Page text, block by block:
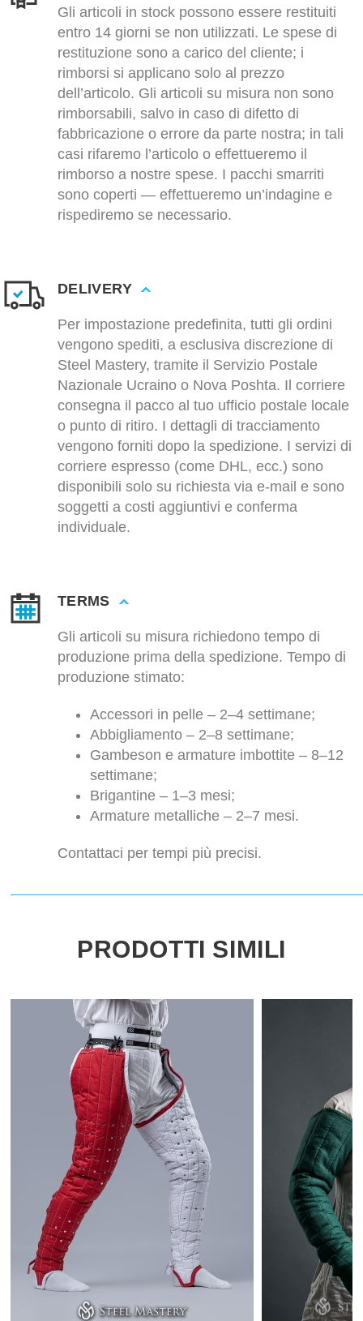
Gli articoli in stock possono essere restituiti
entro 14 giorni se non utilizzati. Le spese di
restituzione sono a carico del cliente; i
rimborsi si applicano solo al prezzo
dell’articolo. Gli articoli su misura non sono
rimborsabili, salvo in caso di difetto di
fabbricazione o errore da parte nostra; in tali
casi rifaremo l’articolo o effettueremo il
rimborso a nostre spese. I pacchi smarriti
sono coperti — effettueremo un’indagine e
rispediremo se necessario.
DELIVERY
Per impostazione predefinita, tutti gli ordini
vengono spediti, a esclusiva discrezione di
Steel Mastery, tramite il Servizio Postale
Nazionale Ucraino o Nova Poshta. Il corriere
consegna il pacco al tuo ufficio postale locale
o punto di ritiro. I dettagli di tracciamento
vengono forniti dopo la spedizione. I servizi di
corriere espresso (come DHL, ecc.) sono
disponibili solo su richiesta via e-mail e sono
soggetti a costi aggiuntivi e conferma
individuale.
TERMS
Gli articoli su misura richiedono tempo di
produzione prima della spedizione. Tempo di
produzione stimato:
Accessori in pelle – 2–4 settimane;
Abbigliamento – 2–8 settimane;
Gambeson e armature imbottite – 8–12
settimane;
Brigantine – 1–3 mesi;
Armature metalliche – 2–7 mesi.
Contattaci per tempi più precisi.
PRODOTTI SIMILI